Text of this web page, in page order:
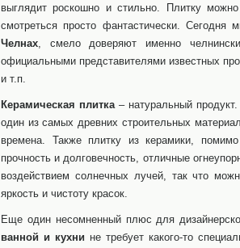
выглядит роскошно и стильно. Плитку
смотреться просто фантастически. Сегодня
Челнах, смело доверяют именно
официальными представителями известных
и т.п.
Керамическая плитка– натуральный
один из самых древних строительных
времена. Также плитку из керамики, помимо
прочность и долговечность, отличные
воздействием солнечных лучей, так что
яркость и чистоту красок.
Еще один несомненный плюс для
ванной и кухни не требует какого-то